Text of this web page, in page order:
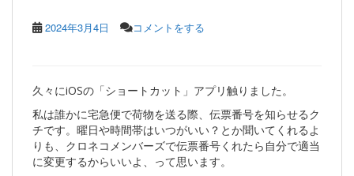
2024年3月4日 コメントをする
久々にiOSの「ショートカット」アプリ触りました。
私は誰かに宅急便で荷物を送る際、伝票番号を知らせるク
チです。曜日や時間帯はいつがいい？とか聞いてくれるよ
りも、クロネコメンバーズで伝票番号くれたら自分で適当
に変更するからいいよ、って思います。